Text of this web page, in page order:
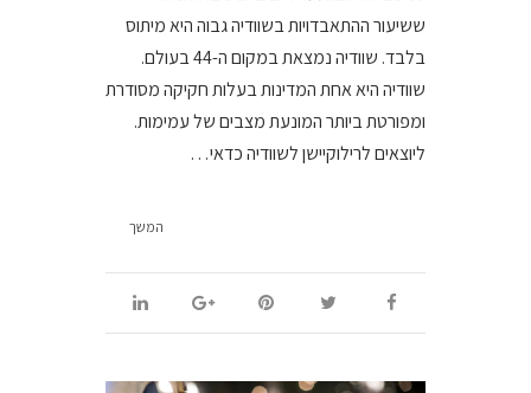
ששיעור ההתאבדויות בשוודיה גבוה היא מיתוס
בלבד. שוודיה נמצאת במקום ה-44 בעולם.
שוודיה היא אחת המדינות בעלות חקיקה מסודרת
ומפורטת ביותר המונעת מצבים של עמימות.
ליוצאים לרילוקיישן לשוודיה כדאי…
המשך